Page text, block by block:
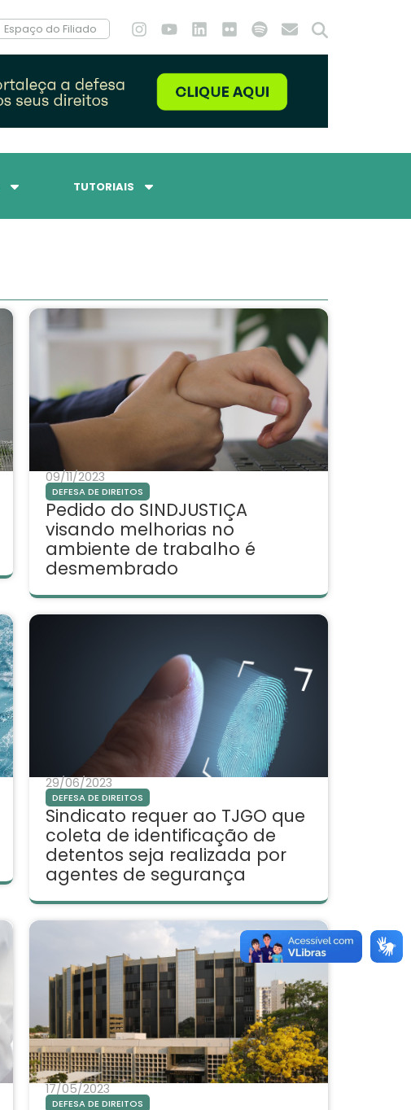
Espaço do Filiado
TUTORIAIS
09/11/2023
DEFESA DE DIREITOS
Pedido do SINDJUSTIÇA
visando melhorias no
ambiente de trabalho é
desmembrado
29/06/2023
DEFESA DE DIREITOS
Sindicato requer ao TJGO que
coleta de identificação de
detentos seja realizada por
agentes de segurança
17/05/2023
DEFESA DE DIREITOS